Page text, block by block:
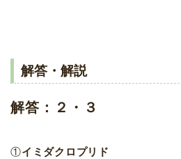
解答・解説
解答：２・３
①イミダクロプリド